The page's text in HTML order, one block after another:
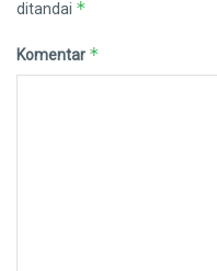
ditandai *
Komentar *